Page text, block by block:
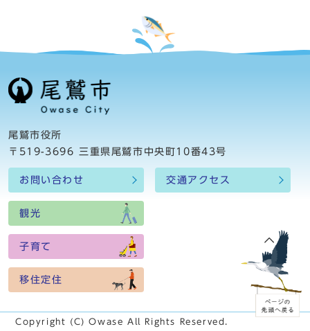
尾鷲市役所
〒519-3696 三重県尾鷲市中央町10番43号
お問い合わせ 交通アクセス
観光
子育て
移住定住
Copyright (C) Owase All Rights Reserved.